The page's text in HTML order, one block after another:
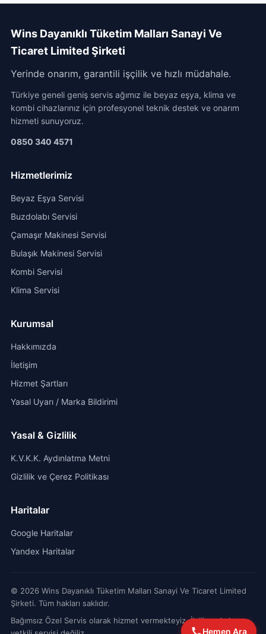
Wins Dayanıklı Tüketim Malları Sanayi Ve
Ticaret Limited Şirketi
Yerinde onarım, garantili işçilik ve hızlı müdahale.
Türkiye geneli geniş servis ağımız ile beyaz eşya, klima ve
kombi cihazlarınız için profesyonel teknik destek ve onarım
hizmeti sunuyoruz.
0850 340 4571
Hizmetlerimiz
Beyaz Eşya Servisi
Buzdolabı Servisi
Çamaşır Makinesi Servisi
Bulaşık Makinesi Servisi
Kombi Servisi
Klima Servisi
Kurumsal
Hakkımızda
İletişim
Hizmet Şartları
Yasal Uyarı / Marka Bildirimi
Yasal & Gizlilik
K.V.K.K. Aydınlatma Metni
Gizlilik ve Çerez Politikası
Haritalar
Google Haritalar
Yandex Haritalar
© 2026 Wins Dayanıklı Tüketim Malları Sanayi Ve Ticaret Limited
Şirketi. Tüm hakları saklıdır.
Bağımsız Özel Servis olarak hizmet vermekteyiz. İlgili markaların
Hemen Ara